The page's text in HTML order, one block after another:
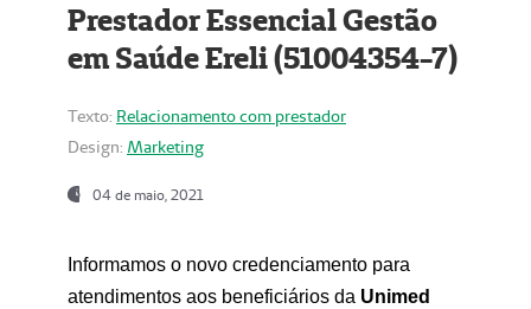
Prestador Essencial Gestão
em Saúde Ereli (51004354-7)
Texto: Relacionamento com prestador
Design: Marketing
04 de maio, 2021
Informamos o novo credenciamento para
atendimentos aos beneficiários da Unimed